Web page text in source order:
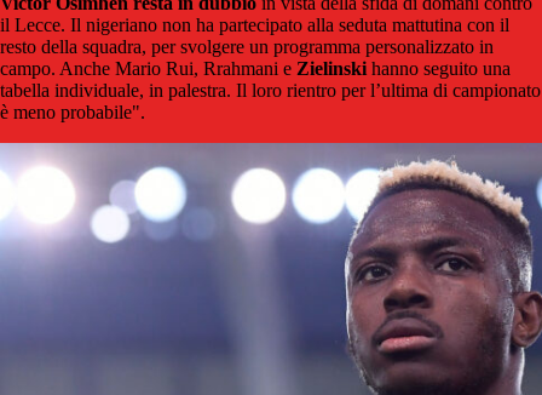
il Lecce. Il nigeriano non ha partecipato alla seduta mattutina con il
resto della squadra, per svolgere un programma personalizzato in
campo. Anche Mario Rui, Rrahmani e Zielinski hanno seguito una
tabella individuale, in palestra. Il loro rientro per l’ultima di campionato
è meno probabile".